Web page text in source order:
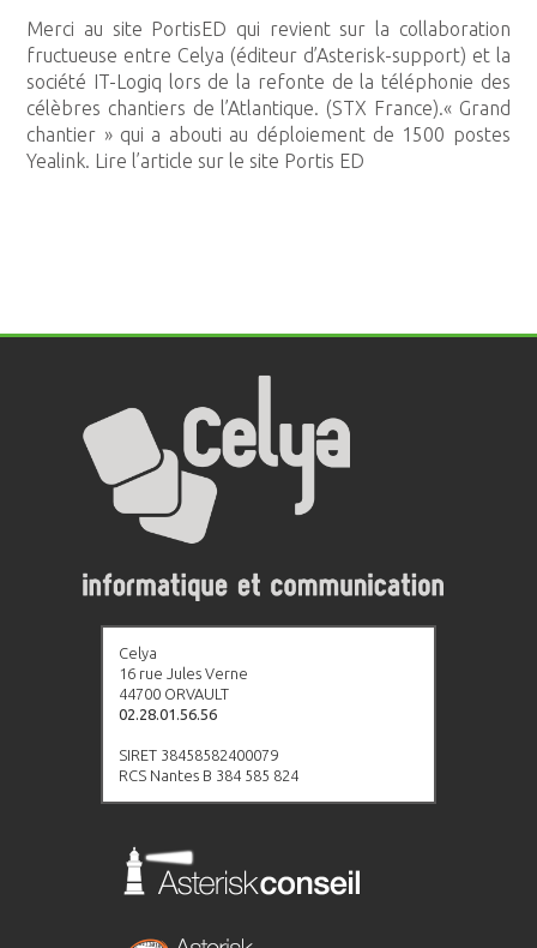
Merci au site PortisED qui revient sur la collaboration
fructueuse entre Celya (éditeur d’Asterisk-support) et la
société IT-Logiq lors de la refonte de la téléphonie des
célèbres chantiers de l’Atlantique. (STX France).« Grand
chantier » qui a abouti au déploiement de 1500 postes
Yealink. Lire l’article sur le site Portis ED
Celya
16 rue Jules Verne
44700 ORVAULT
02.28.01.56.56
SIRET 38458582400079
RCS Nantes B 384 585 824